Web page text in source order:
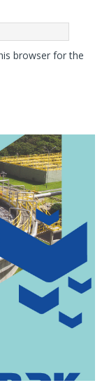
browser for the